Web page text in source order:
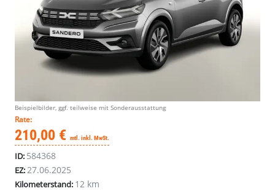
Beispielbilder, ggf. teilweise mit Sonderausstattung
Rate:
210,00 € mtl. inkl. MwSt.
ID: 584368
EZ: 27.06.2025
Kilometerstand: 12 km